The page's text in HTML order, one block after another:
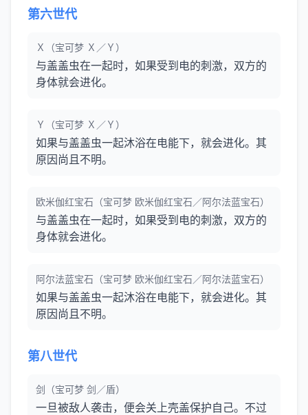
第六世代
Ｘ（宝可梦 Ｘ／Ｙ）
与盖盖虫在一起时，如果受到电的刺激，双方的
身体就会进化。
Ｙ（宝可梦 Ｘ／Ｙ）
如果与盖盖虫一起沐浴在电能下，就会进化。其
原因尚且不明。
欧米伽红宝石（宝可梦 欧米伽红宝石／阿尔法蓝宝石）
与盖盖虫在一起时，如果受到电的刺激，双方的
身体就会进化。
阿尔法蓝宝石（宝可梦 欧米伽红宝石／阿尔法蓝宝石）
如果与盖盖虫一起沐浴在电能下，就会进化。其
原因尚且不明。
第八世代
剑（宝可梦 剑／盾）
一旦被敌人袭击，便会关上壳盖保护自己。不过